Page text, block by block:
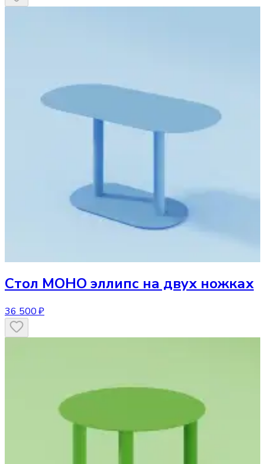
Стол МОНО эллипс на двух ножках
36 500 ₽